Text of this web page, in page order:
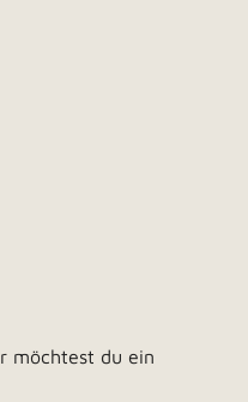
möchtest du ein